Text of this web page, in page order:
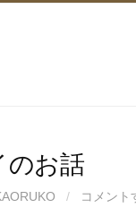
のお話
/ コメント